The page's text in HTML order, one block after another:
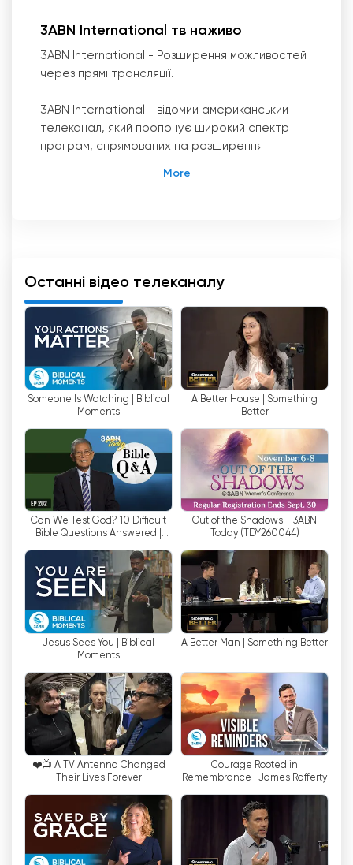
3ABN International тв наживо
3ABN International - Розширення можливостей
через прямі трансляції.
3ABN International - відомий американський
телеканал, який пропонує широкий спектр
програм, спрямованих на розширення
Прихильність каналу до створення якісних
програм проявляється в його різноманітній
лінійці шоу. Від інформативних ток-шоу та
захоплюючих документальних фільмів до
підбадьорливої музики та богослужбових
програм - 3ABN International пропонує щось
для кожного. Незалежно від того, чи шукаєте
ви духовних настанов, порад щодо здоров
способу життя, чи глибоких дискусій на
актуальні теми, цей телеканал має все це.
3ABN International Network в прямому
ефірі
Однією з ключових переваг 3ABN
International є можливість прямого ефіру.
Глядачі можуть налаштовуватися на свої
улюблені програми в режимі реального часу,
що дозволяє їм залишатися на зв
залученими до контенту, коли він
відбувається. Незалежно від того, чи
дивитеся ви, не виходячи з дому, чи в дорозі,
чи навіть по всьому світу, функція прямого
ефіру гарантує, що ви ніколи не пропустите
жодної миті надихаючого контенту, який
пропонує 3ABN International.
Ще однією цікавою особливістю 3ABN
International є можливість дивитися
Останні відео телеканалу
Someone Is Watching | Biblical
Moments
A Better House | Something
Better
Can We Test God? 10 Difficult
Bible Questions Answered |
Out of the Shadows - 3ABN
Today (TDY260044)
Jesus Sees You | Biblical
Moments
A Better Man | Something Better
❤️📺 A TV Antenna Changed
Their Lives Forever
Courage Rooted in
Remembrance | James Rafferty